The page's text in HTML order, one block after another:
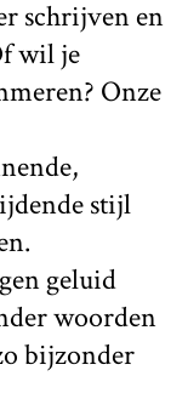
schrijven en
wil je
Onze
stijl
geluid
woorden
bijzonder